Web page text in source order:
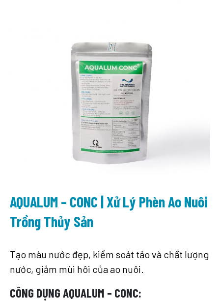
AQUALUM – CONC | Xử Lý Phèn Ao Nuôi
Trồng Thủy Sản
Tạo màu nước đẹp, kiểm soát tảo và chất lượng
nước, giảm mùi hôi của ao nuôi.
CÔNG DỤNG AQUALUM – CONC: